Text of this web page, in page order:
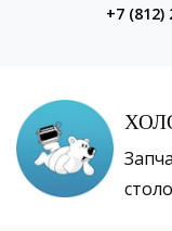
+7 (812)